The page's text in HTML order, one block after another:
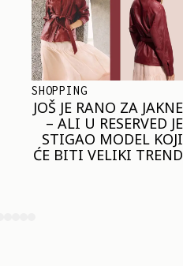
TRENDOVI
NAJVEĆI MIKRO-
TREND SEZONE VAS
POZIVA DA SPOJITE
NESPOJIVO